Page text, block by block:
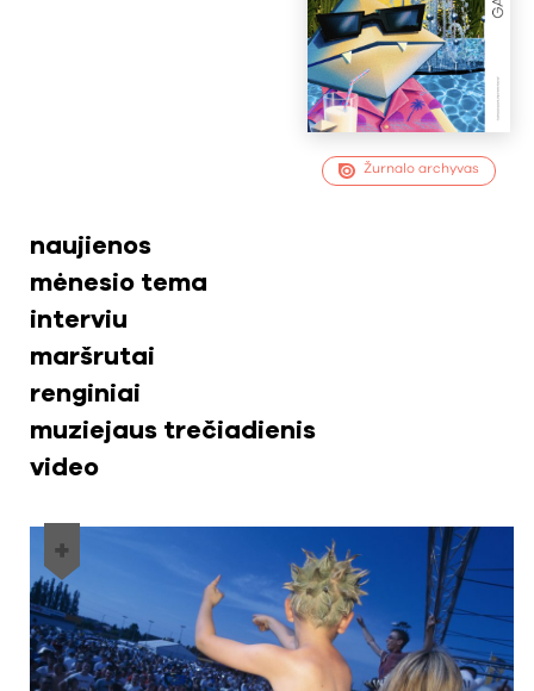
Žurnalo archyvas
naujienos
mėnesio tema
interviu
maršrutai
renginiai
muziejaus trečiadienis
video